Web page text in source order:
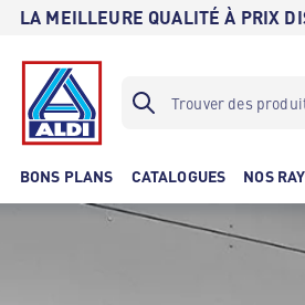
LA MEILLEURE QUALITÉ À PRIX
BONS PLANS CATALOGUES NOS